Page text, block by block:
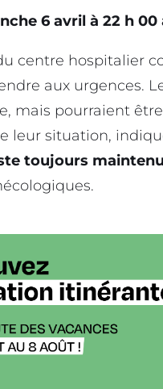
6 avril à 22 h
centre hospitalier
aux urgences.
mais pourraient
leur situation,
toujours